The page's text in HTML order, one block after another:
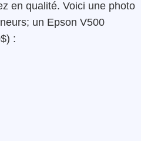
en qualité. Voici une photo
un Epson V500
: